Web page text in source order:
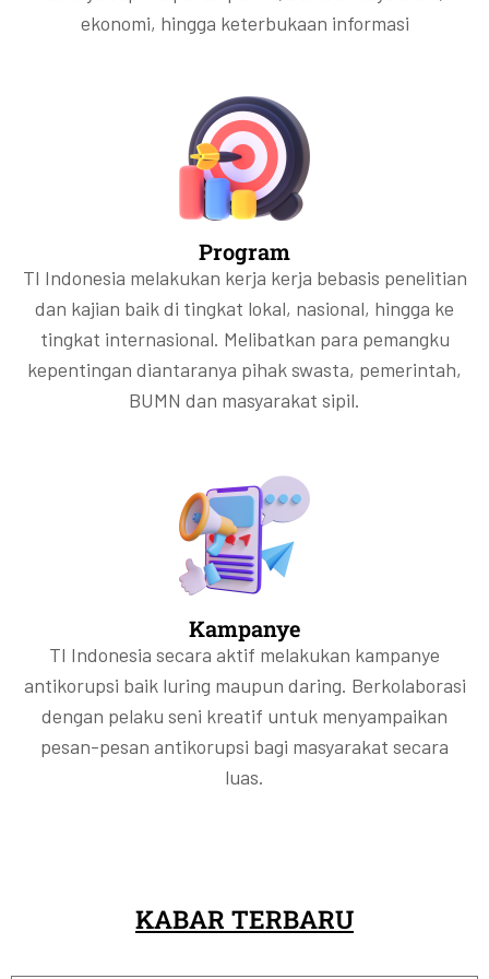
ekonomi, hingga keterbukaan informasi
Program
TI Indonesia melakukan kerja kerja bebasis penelitian
dan kajian baik di tingkat lokal, nasional, hingga ke
tingkat internasional. Melibatkan para pemangku
kepentingan diantaranya pihak swasta, pemerintah,
BUMN dan masyarakat sipil.
Kampanye
TI Indonesia secara aktif melakukan kampanye
antikorupsi baik luring maupun daring. Berkolaborasi
dengan pelaku seni kreatif untuk menyampaikan
pesan-pesan antikorupsi bagi masyarakat secara
luas.
KABAR TERBARU